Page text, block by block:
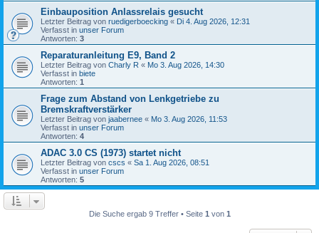
Einbauposition Anlassrelais gesucht
Letzter Beitrag von ruedigerboecking « Di 4. Aug 2026, 12:31
Verfasst in unser Forum
Antworten: 3
Reparaturanleitung E9, Band 2
Letzter Beitrag von Charly R « Mo 3. Aug 2026, 14:30
Verfasst in biete
Antworten: 1
Frage zum Abstand von Lenkgetriebe zu
Bremskraftverstärker
Letzter Beitrag von jaabernee « Mo 3. Aug 2026, 11:53
Verfasst in unser Forum
Antworten: 4
ADAC 3.0 CS (1973) startet nicht
Letzter Beitrag von cscs « Sa 1. Aug 2026, 08:51
Verfasst in unser Forum
Antworten: 5
Die Suche ergab 9 Treffer • Seite 1 von 1